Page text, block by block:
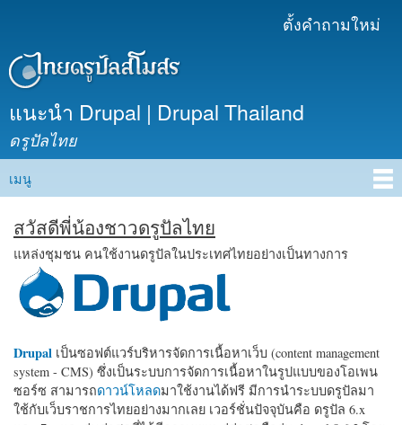
เนื้อหา
ตั้งคำถามใหม่
แนะนำ Drupal | Drupal Thailand
ดรูปัลไทย
Main menu
เมนู
สวัสดีพี่น้องชาวดรูปัลไทย
แหล่งชุมชน คนใช้งานดรูปัลในประเทศไทยอย่างเป็นทางการ
Drupal เป็นซอฟต์แวร์บริหารจัดการเนื้อหาเว็บ (content management
system - CMS) ซึ่งเป็นระบบการจัดการเนื้อหาในรูปแบบของโอเพน
ซอร์ซ สามารถดาวน์โหลดมาใช้งานได้ฟรี มีการนำระบบดรูปัลมา
ใช้กับเว็บราชการไทยอย่างมากเลย เวอร์ชั่นปัจจุบันคือ ดรูปัล 6.x